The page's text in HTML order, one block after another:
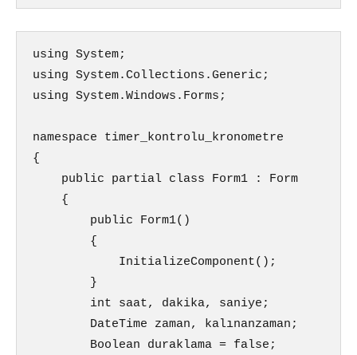
using System;
using System.Collections.Generic;
using System.Windows.Forms;
namespace timer_kontrolu_kronometre
{
    public partial class Form1 : Form
    {
        public Form1()
        {
            InitializeComponent();
        }
        int saat, dakika, saniye;
        DateTime zaman, kalınanzaman;
        Boolean duraklama = false;